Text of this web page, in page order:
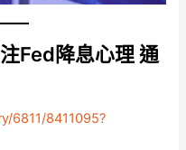
Fed降息心理 通
6811/8411095?